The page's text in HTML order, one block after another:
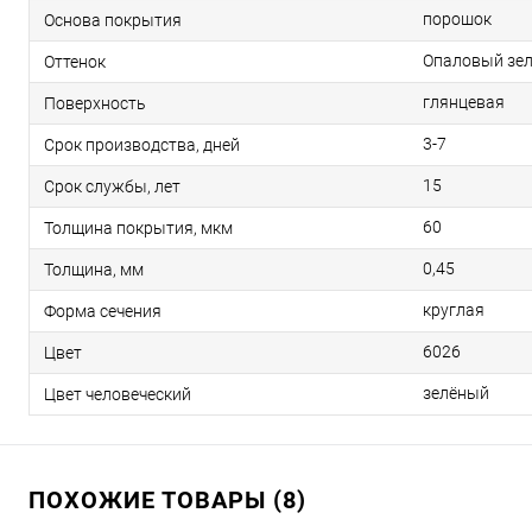
Основа покрытия порошок
Оттенок Опаловый
Поверхность глянцевая
Срок производства, дней 3-7
Срок службы, лет 15
Толщина покрытия, мкм 60
Толщина, мм 0,45
Форма сечения круглая
Цвет 6026
Цвет человеческий зелёный
ПОХОЖИЕ ТОВАРЫ (8)